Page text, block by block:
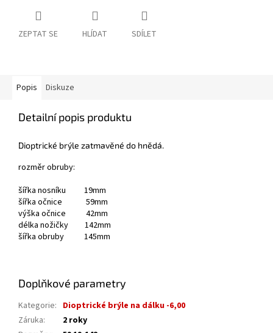
ZEPTAT SE HLÍDAT SDÍLET
Popis Diskuze
Detailní popis produktu
Dioptrické brýle zatmavěné do hnědá.
rozměr obruby:
šířka nosníku 19mm
šířka očnice 59mm
výška očnice 42mm
délka nožičky 142mm
šířka obruby 145mm
Doplňkové parametry
Kategorie: Dioptrické brýle na dálku -6,00
Záruka:
2 roky